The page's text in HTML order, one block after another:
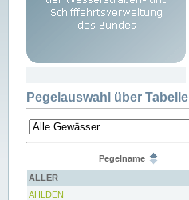
Pegelauswahl über Tabelle
Pegelname
ALLER
AHLDEN